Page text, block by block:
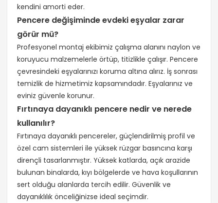
kendini amorti eder.
Pencere değişiminde evdeki eşyalar zarar
görür mü?
Profesyonel montaj ekibimiz çalışma alanını naylon ve
koruyucu malzemelerle örtüp, titizlikle çalışır. Pencere
çevresindeki eşyalarınızı koruma altına alırız. İş sonrası
temizlik de hizmetimiz kapsamındadır. Eşyalarınız ve
eviniz güvenle korunur.
Fırtınaya dayanıklı pencere nedir ve nerede
kullanılır?
Fırtınaya dayanıklı pencereler, güçlendirilmiş profil ve
özel cam sistemleri ile yüksek rüzgar basıncına karşı
dirençli tasarlanmıştır. Yüksek katlarda, açık arazide
bulunan binalarda, kıyı bölgelerde ve hava koşullarının
sert olduğu alanlarda tercih edilir. Güvenlik ve
dayanıklılık önceliğinizse ideal seçimdir.